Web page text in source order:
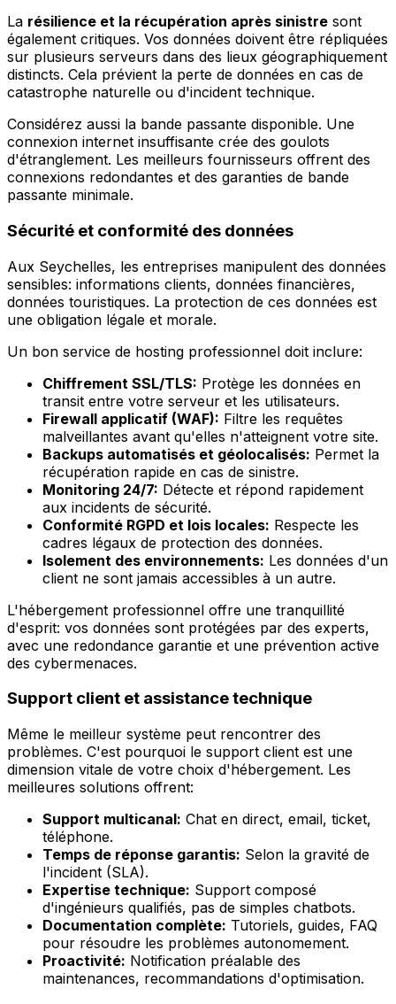
La résilience et la récupération après sinistre sont
également critiques. Vos données doivent être répliquées
sur plusieurs serveurs dans des lieux géographiquement
distincts. Cela prévient la perte de données en cas de
catastrophe naturelle ou d'incident technique.
Considérez aussi la bande passante disponible. Une
connexion internet insuffisante crée des goulots
d'étranglement. Les meilleurs fournisseurs offrent des
connexions redondantes et des garanties de bande
passante minimale.
Sécurité et conformité des données
Aux Seychelles, les entreprises manipulent des données
sensibles: informations clients, données financières,
données touristiques. La protection de ces données est
une obligation légale et morale.
Un bon service de hosting professionnel doit inclure:
Chiffrement SSL/TLS: Protège les données en
transit entre votre serveur et les utilisateurs.
Firewall applicatif (WAF): Filtre les requêtes
malveillantes avant qu'elles n'atteignent votre site.
Backups automatisés et géolocalisés: Permet la
récupération rapide en cas de sinistre.
Monitoring 24/7: Détecte et répond rapidement
aux incidents de sécurité.
Conformité RGPD et lois locales: Respecte les
cadres légaux de protection des données.
Isolement des environnements: Les données d'un
client ne sont jamais accessibles à un autre.
L'hébergement professionnel offre une tranquillité
d'esprit: vos données sont protégées par des experts,
avec une redondance garantie et une prévention active
des cybermenaces.
Support client et assistance technique
Même le meilleur système peut rencontrer des
problèmes. C'est pourquoi le support client est une
dimension vitale de votre choix d'hébergement. Les
meilleures solutions offrent:
Support multicanal: Chat en direct, email, ticket,
téléphone.
Temps de réponse garantis: Selon la gravité de
l'incident (SLA).
Expertise technique: Support composé
d'ingénieurs qualifiés, pas de simples chatbots.
Documentation complète: Tutoriels, guides, FAQ
pour résoudre les problèmes autonomement.
Proactivité: Notification préalable des
maintenances, recommandations d'optimisation.